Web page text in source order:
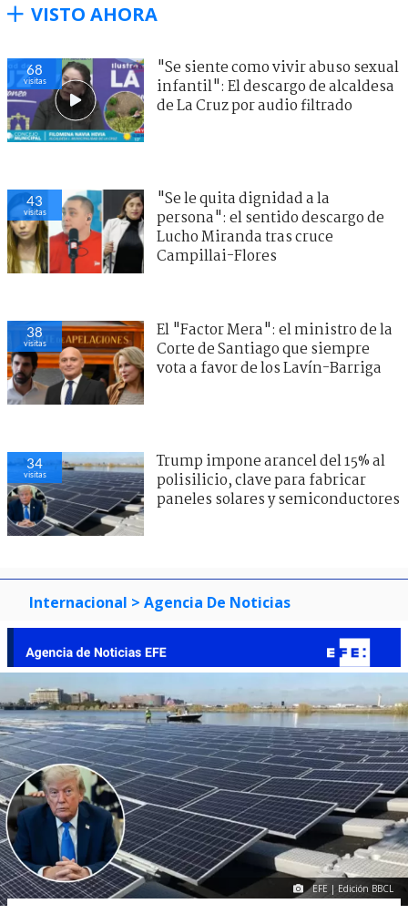
VISTO AHORA
68
visitas
"Se siente como vivir abuso sexual
infantil": El descargo de alcaldesa
de La Cruz por audio filtrado
43
visitas
"Se le quita dignidad a la
persona": el sentido descargo de
Lucho Miranda tras cruce
Campillai-Flores
38
visitas
El "Factor Mera": el ministro de la
Corte de Santiago que siempre
vota a favor de los Lavín-Barriga
34
visitas
Trump impone arancel del 15% al
polisilicio, clave para fabricar
paneles solares y semiconductores
Internacional > Agencia De Noticias
EFE | Edición BBCL